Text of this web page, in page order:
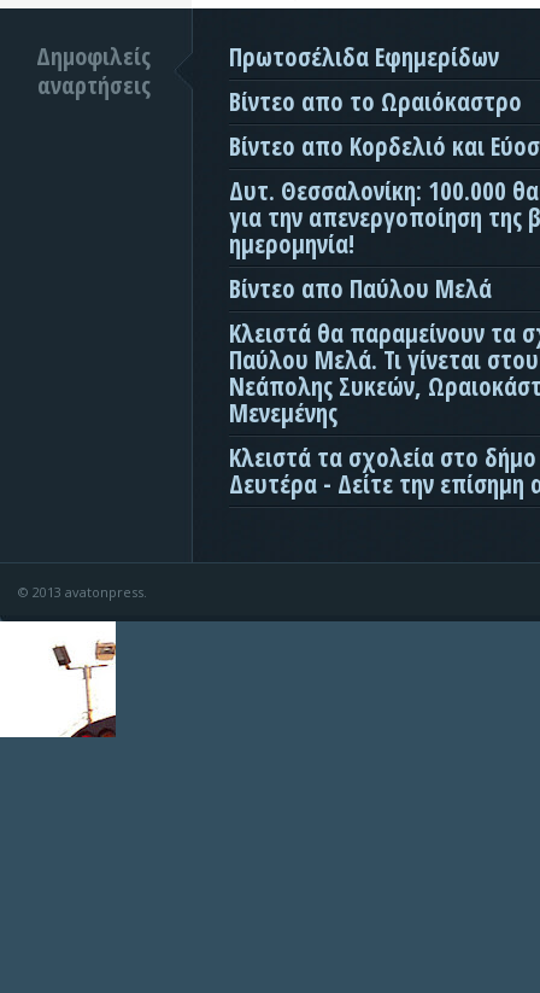
Δημοφιλείς
αναρτήσεις
Πρωτοσέλιδα Εφημερίδων
Βίντεο απο το Ωραιόκαστρο
Βίντεο απο Κορδελιό και
Δυτ. Θεσσαλονίκη: 100.000
για την απενεργοποίηση της
ημερομηνία!
Βίντεο απο Παύλου Μελά
Κλειστά θα παραμείνουν τα
Παύλου Μελά. Τι γίνεται
Νεάπολης Συκεών,
Μενεμένης
Κλειστά τα σχολεία στο
Δευτέρα - Δείτε την επίσημη
© 2013 avatonpress.